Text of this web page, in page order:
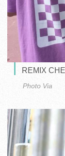
REMIX
Photo Via